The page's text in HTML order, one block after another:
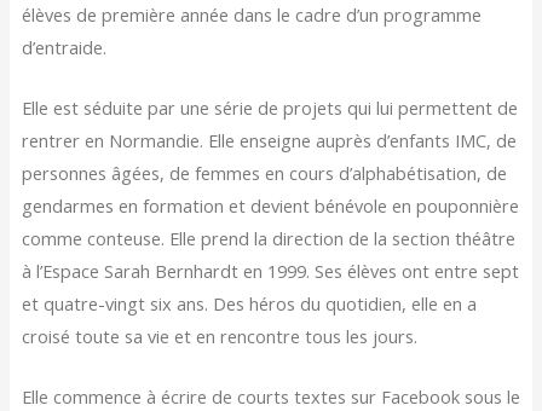
élèves de première année dans le cadre d’un programme
d’entraide.
Elle est séduite par une série de projets qui lui permettent de
rentrer en Normandie. Elle enseigne auprès d’enfants IMC, de
personnes âgées, de femmes en cours d’alphabétisation, de
gendarmes en formation et devient bénévole en pouponnière
comme conteuse. Elle prend la direction de la section théâtre
à l’Espace Sarah Bernhardt en 1999. Ses élèves ont entre sept
et quatre-vingt six ans. Des héros du quotidien, elle en a
croisé toute sa vie et en rencontre tous les jours.
Elle commence à écrire de courts textes sur Facebook sous le